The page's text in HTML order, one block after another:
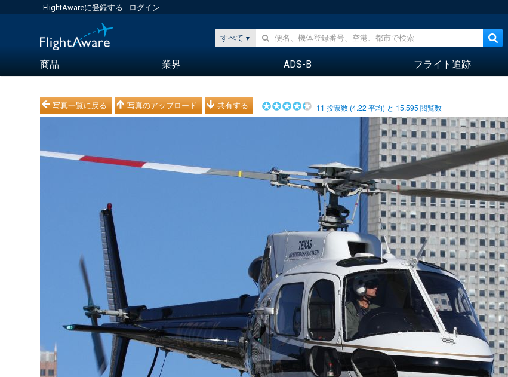
FlightAwareに登録する ログイン
すべて
商品 業界 ADS-B フライト追跡
写真一覧に戻る 写真のアップロード 共有する 11 投票数 (4.22 平均) と 15,595 閲覧数